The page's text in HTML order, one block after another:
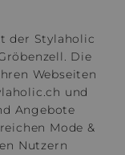
der Stylaholic
Die
Webseiten
und
Angebote
Mode &
Nutzern